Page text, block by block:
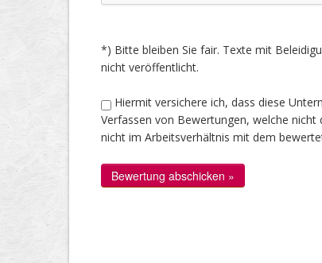
*) Bitte bleiben Sie fair. Texte mit
nicht veröffentlicht.
Hiermit versichere ich, dass diese
Verfassen von Bewertungen, welche
nicht im Arbeitsverhältnis mit dem